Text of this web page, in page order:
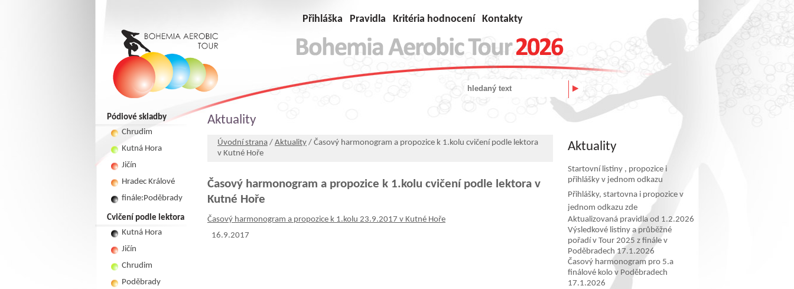
Přihláška Pravidla Kritéria hodnocení Kontakty
Pódiové skladby
Chrudim
Kutná Hora
Jičín
Hradec Králové
finále:Poděbrady
Cvičení podle lektora
Kutná Hora
Jičín
Chrudim
Poděbrady
Aktuality
Úvodní strana / Aktuality / Časový harmonogram a propozice k 1.kolu cvičení podle lektora
v Kutné Hoře
Časový harmonogram a propozice k 1.kolu cvičení podle lektora v
Kutné Hoře
Časový harmonogram a propozice k 1.kolu 23.9.2017 v Kutné Hoře
16.9.2017
Aktuality
Startovní listiny , propozice i
přihlášky v jednom odkazu
Přihlášky, startovna i propozice v
jednom odkazu zde
Aktualizovaná pravidla od 1.2.2026
Výsledkové listiny a průběžné
pořadí v Tour 2025 z finále v
Poděbradech 17.1.2026
Časový harmonogram pro 5.a
finálové kolo v Poděbradech
17.1.2026